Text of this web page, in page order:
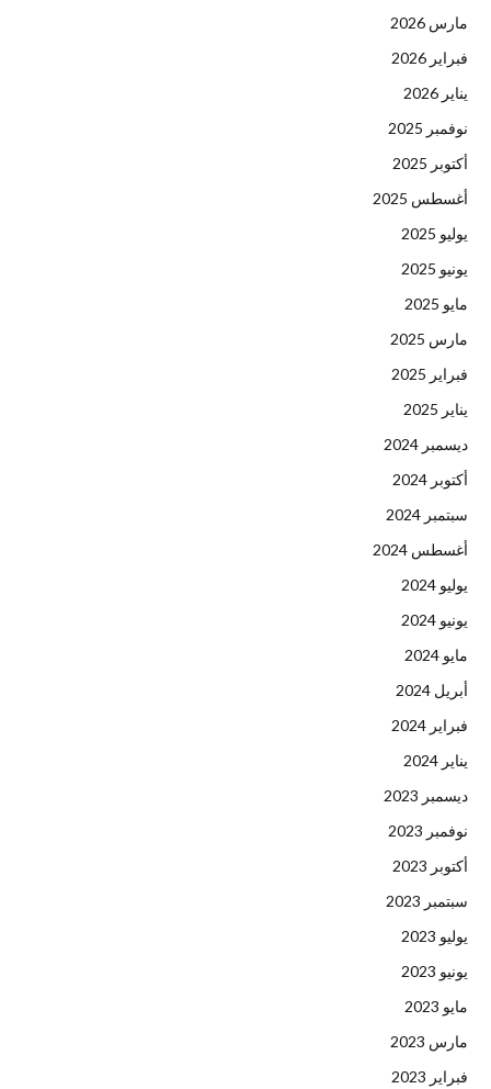
مارس 2026
فبراير 2026
يناير 2026
نوفمبر 2025
أكتوبر 2025
أغسطس 2025
يوليو 2025
يونيو 2025
مايو 2025
مارس 2025
فبراير 2025
يناير 2025
ديسمبر 2024
أكتوبر 2024
سبتمبر 2024
أغسطس 2024
يوليو 2024
يونيو 2024
مايو 2024
أبريل 2024
فبراير 2024
يناير 2024
ديسمبر 2023
نوفمبر 2023
أكتوبر 2023
سبتمبر 2023
يوليو 2023
يونيو 2023
مايو 2023
مارس 2023
فبراير 2023